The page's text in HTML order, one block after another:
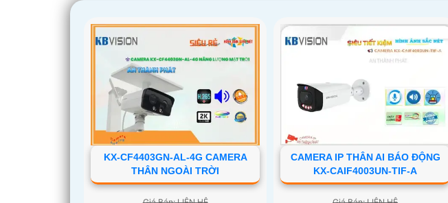
KX-CF4403GN-AL-4G CAMERA
THÂN NGOÀI TRỜI
CAMERA IP THÂN AI BÁO ĐỘNG
KX-CAIF4003UN-TIF-A